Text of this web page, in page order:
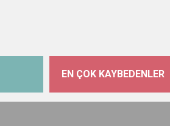
EN ÇOK KAYBEDENLER